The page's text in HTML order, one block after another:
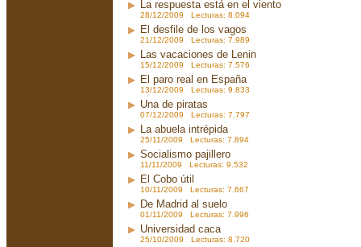
La respuesta está en el viento
28/12/2009 Lecturas: 8.094
El desfile de los vagos
21/12/2009 Lecturas: 7.989
Las vacaciones de Lenin
15/12/2009 Lecturas: 7.576
El paro real en España
13/12/2009 Lecturas: 9.833
Una de piratas
07/12/2009 Lecturas: 7.797
La abuela intrépida
25/11/2009 Lecturas: 7.894
Socialismo pajillero
11/11/2009 Lecturas: 9.532
El Cobo útil
10/11/2009 Lecturas: 7.667
De Madrid al suelo
01/11/2009 Lecturas: 7.996
Universidad caca
25/10/2009 Lecturas: 8.720